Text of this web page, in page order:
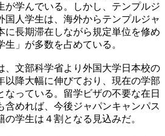
が学んでいる。しかし、テンプルジ
国人学生は、海外からテンプルジャ
に長期滞在しながら規定単位を修め
」が多数を占めている。
文部科学省より外国大学日本校の
以降大幅に伸びており、現在の学部
なっている。留学ビザの不要な在日
含めれば、今後ジャパンキャンパス
学生は４割となる見込みだ。